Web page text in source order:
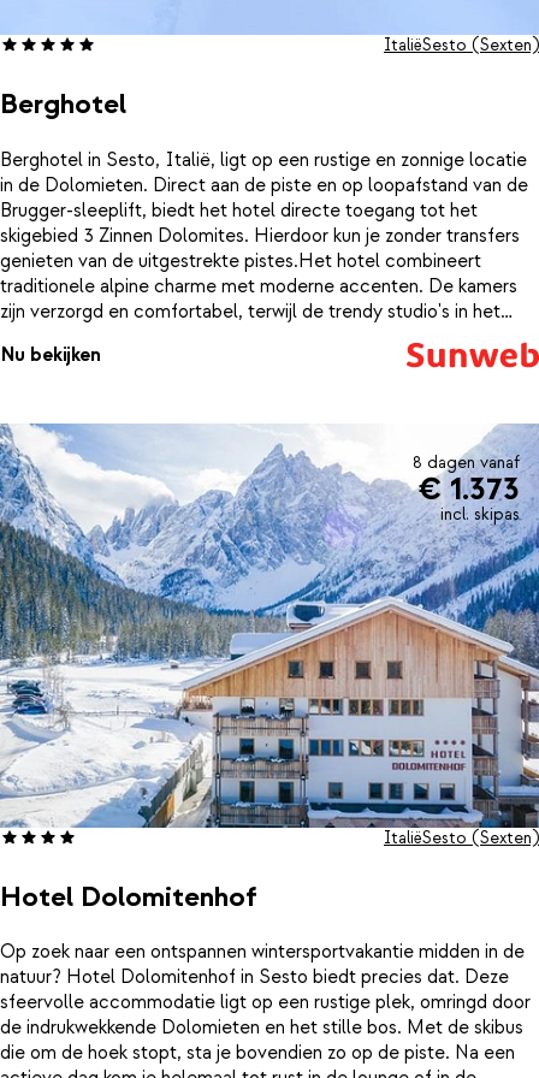
Berghotel
ItaliëSesto (Sexten)
Berghotel in Sesto, Italië, ligt op een rustige en zonnige locatie
in de Dolomieten. Direct aan de piste en op loopafstand van de
Brugger-sleeplift, biedt het hotel directe toegang tot het
skigebied 3 Zinnen Dolomites. Hierdoor kun je zonder transfers
genieten van de uitgestrekte pistes.Het hotel combineert
traditionele alpine charme met moderne accenten. De kamers
zijn verzorgd en comfortabel, terwijl de trendy studio's in het
accommodaties zijn voorzien van natuurlijke materialen zoals
uitgebreide wellnesscentrum van het hotel. Hier vind je een
binnenzwembad, diverse sauna's en een panoramisch
buitenzwembad met uitzicht op de Dolomieten. De Zirm SPA
biedt een scala aan behandelingen, waaronder massages en
schoonheidsbehandelingen, voor ultieme ontspanning
Nu bekijken
8 dagen vanaf
€ 1.373
incl. skipas
Hotel Dolomitenhof
ItaliëSesto (Sexten)
Op zoek naar een ontspannen wintersportvakantie midden in de
natuur? Hotel Dolomitenhof in Sesto biedt precies dat. Deze
sfeervolle accommodatie ligt op een rustige plek, omringd door
de indrukwekkende Dolomieten en het stille bos. Met de skibus
die om de hoek stopt, sta je bovendien zo op de piste. Na een